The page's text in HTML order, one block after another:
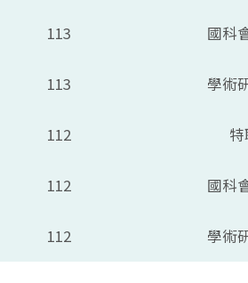
113 國科
113 學術
112
112 國科
112 學術